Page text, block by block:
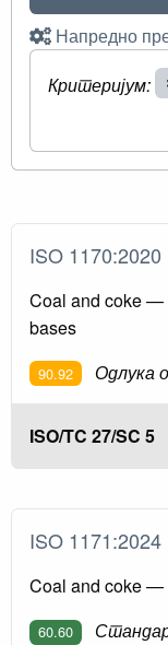
Напредно
Критеријум:
ISO 1170:2020
Coal and coke —
bases
90.92 Одлука
ISO/TC 27/SC 5
ISO 1171:2024
Coal and coke —
60.60